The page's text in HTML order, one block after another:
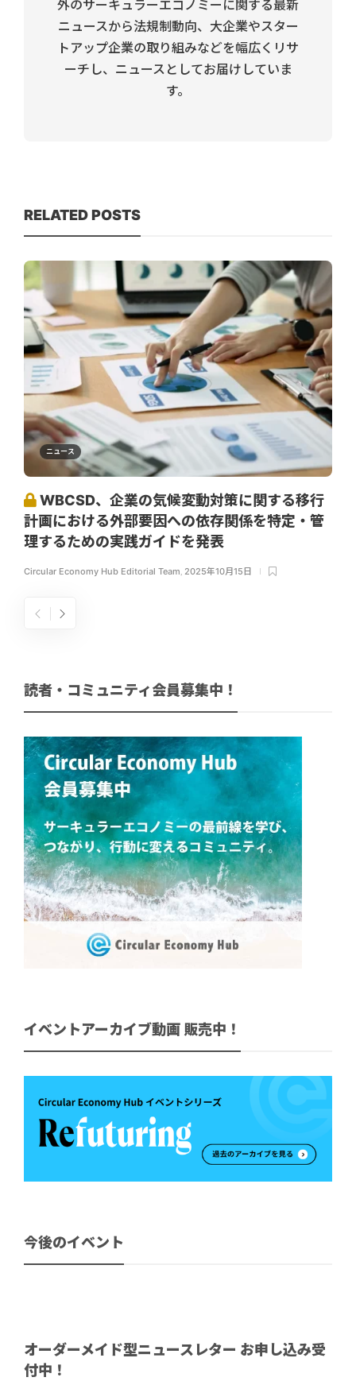
外のサーキュラーエコノミーに関する最新
ニュースから法規制動向、大企業やスター
トアップ企業の取り組みなどを幅広くリサ
ーチし、ニュースとしてお届けしていま
す。
RELATED POSTS
ニュース
WBCSD、企業の気候変動対策に関する移行
計画における外部要因への依存関係を特定・管
理するための実践ガイドを発表
Circular Economy Hub Editorial Team 2025年10月15日
読者・コミュニティ会員募集中！
イベントアーカイブ動画 販売中！
今後のイベント
オーダーメイド型ニュースレター お申し込み受
付中！